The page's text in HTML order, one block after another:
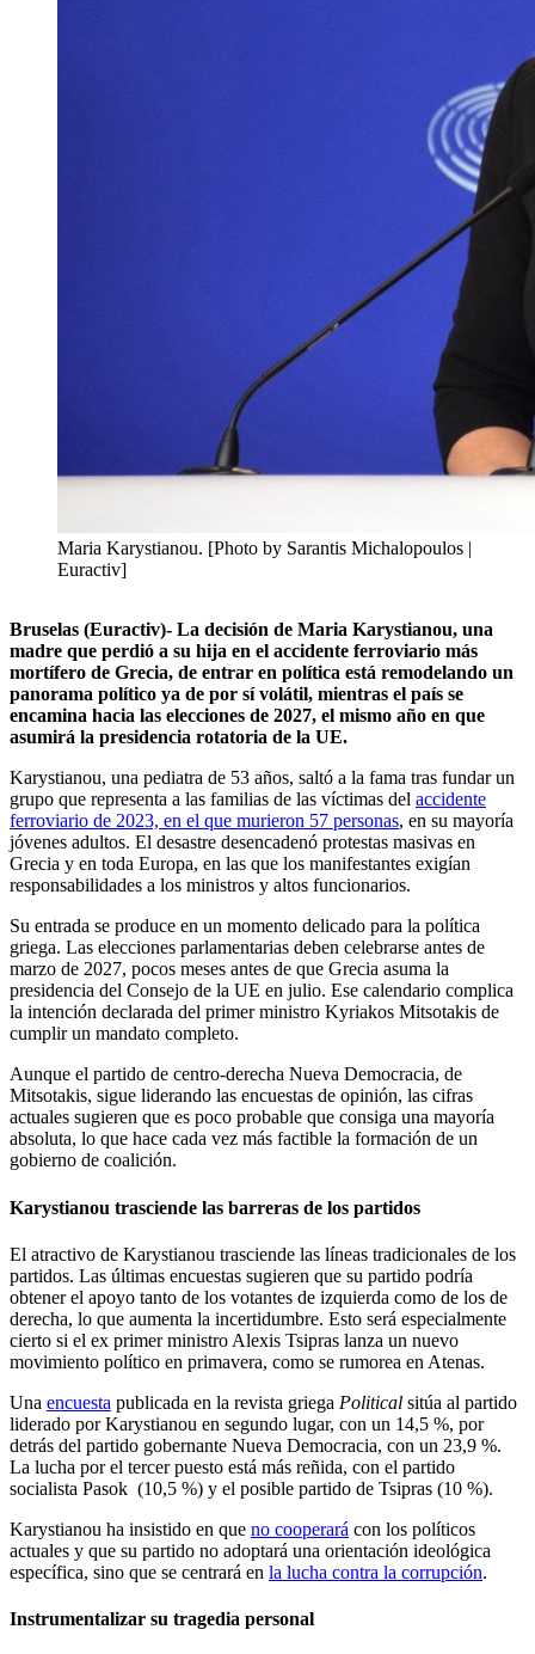
Maria Karystianou. [Photo by Sarantis Michalopoulos |
Euractiv]
Bruselas (Euractiv)- La decisión de Maria Karystianou, una
madre que perdió a su hija en el accidente ferroviario más
mortífero de Grecia, de entrar en política está remodelando un
panorama político ya de por sí volátil, mientras el país se
encamina hacia las elecciones de 2027, el mismo año en que
asumirá la presidencia rotatoria de la UE.
Karystianou, una pediatra de 53 años, saltó a la fama tras fundar un
grupo que representa a las familias de las víctimas del accidente
ferroviario de 2023, en el que murieron 57 personas, en su mayoría
jóvenes adultos. El desastre desencadenó protestas masivas en
Grecia y en toda Europa, en las que los manifestantes exigían
responsabilidades a los ministros y altos funcionarios.
Su entrada se produce en un momento delicado para la política
griega. Las elecciones parlamentarias deben celebrarse antes de
marzo de 2027, pocos meses antes de que Grecia asuma la
presidencia del Consejo de la UE en julio. Ese calendario complica
la intención declarada del primer ministro Kyriakos Mitsotakis de
cumplir un mandato completo.
Aunque el partido de centro-derecha Nueva Democracia, de
Mitsotakis, sigue liderando las encuestas de opinión, las cifras
actuales sugieren que es poco probable que consiga una mayoría
absoluta, lo que hace cada vez más factible la formación de un
gobierno de coalición.
Karystianou trasciende las barreras de los partidos
El atractivo de Karystianou trasciende las líneas tradicionales de los
partidos. Las últimas encuestas sugieren que su partido podría
obtener el apoyo tanto de los votantes de izquierda como de los de
derecha, lo que aumenta la incertidumbre. Esto será especialmente
cierto si el ex primer ministro Alexis Tsipras lanza un nuevo
movimiento político en primavera, como se rumorea en Atenas.
Una encuesta publicada en la revista griega Political sitúa al partido
liderado por Karystianou en segundo lugar, con un 14,5 %, por
detrás del partido gobernante Nueva Democracia, con un 23,9 %.
La lucha por el tercer puesto está más reñida, con el partido
socialista Pasok (10,5 %) y el posible partido de Tsipras (10 %).
Karystianou ha insistido en que no cooperará con los políticos
actuales y que su partido no adoptará una orientación ideológica
específica, sino que se centrará en la lucha contra la corrupción.
Instrumentalizar su tragedia personal